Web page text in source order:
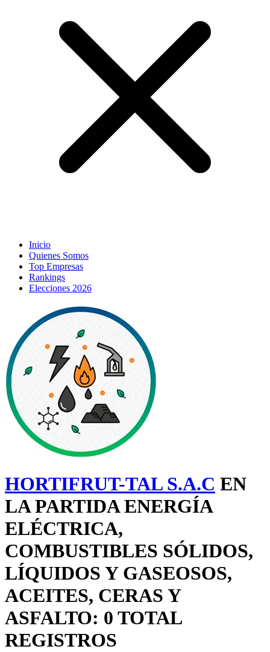
Inicio
Quienes Somos
Top Empresas
Rankings
Elecciones 2026
HORTIFRUT-TAL S.A.C EN
LA PARTIDA ENERGÍA
ELÉCTRICA,
COMBUSTIBLES SÓLIDOS,
LÍQUIDOS Y GASEOSOS,
ACEITES, CERAS Y
ASFALTO: 0 TOTAL
REGISTROS